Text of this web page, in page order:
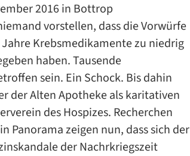
2016 in Bottrop
vorstellen, dass die Vorwürfe
Krebsmedikamente zu niedrig
haben. Tausende
sein. Ein Schock. Bis dahin
der Alten Apotheke als karitativen
des Hospizes. Recherchen
Panorama zeigen nun, dass sich der
der Nachrkriegszeit